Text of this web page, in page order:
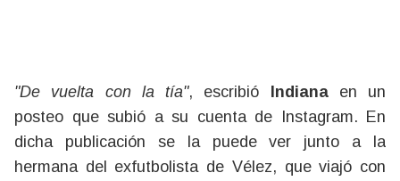
"De vuelta con la tía", escribió Indiana en un
posteo que subió a su cuenta de Instagram. En
dicha publicación se la puede ver junto a la
hermana del exfutbolista de Vélez, que viajó con